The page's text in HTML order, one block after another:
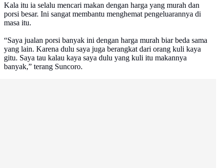
Kala itu ia selalu mencari makan dengan harga yang murah dan
porsi besar. Ini sangat membantu menghemat pengeluarannya di
masa itu.
“Saya jualan porsi banyak ini dengan harga murah biar beda sama
yang lain. Karena dulu saya juga berangkat dari orang kuli kaya
gitu. Saya tau kalau kaya saya dulu yang kuli itu makannya
banyak,” terang Suncoro.